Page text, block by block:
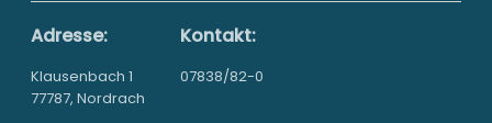
Adresse:
Klausenbach 1
77787, Nordrach
Kontakt:
07838/82-0